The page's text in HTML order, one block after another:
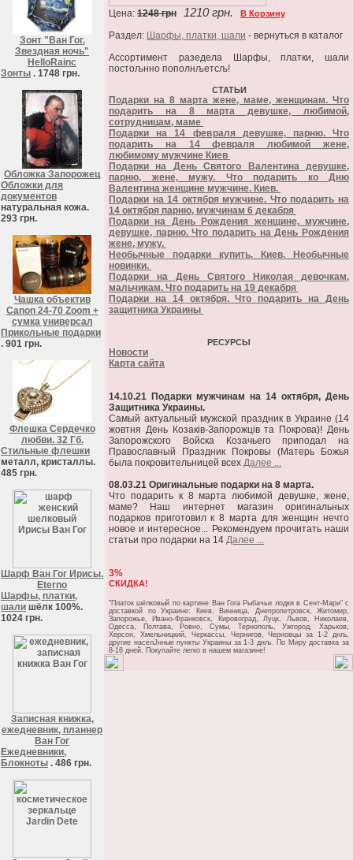
Зонт "Ван Гог.
Звездная ночь"
HelloRainc
Зонты . 1748 грн.
Обложка Запорожец
Обложки для
документов
натуральная кожа.
293 грн.
Чашка объектив
Canon 24-70 Zoom +
сумка универсал
Прикольные подарки
. 901 грн.
Флешка Сердечко
любви. 32 Гб.
Стильные флешки
металл, кристаллы.
485 грн.
Шарф Ван Гог Ирисы.
Eterno
Шарфы, платки,
шали шёлк 100%.
1024 грн.
Записная книжка,
ежедневник, планнер
Ван Гог
Ежедневники,
Блокноты . 486 грн.
Цена: 1248 грн 1210 грн. В Корзину
Раздел: Шарфы, платки, шали - вернуться в каталог
Ассортимент разедела Шарфы, платки, шали
постољнно пополнљетсљ!
СТАТЬИ
Подарки на 8 марта жене, маме, женщинам. Что
подарить на 8 марта девушке, любимой,
сотрудницам, маме
Подарки на 14 февраля девушке, парню. Что
подарить на 14 февраля любимой жене,
любимому мужчине Киев
Подарки на День Святого Валентина девушке,
парню, жене, мужу. Что подарить ко Дню
Валентина женщине мужчине. Киев.
Подарки на 14 октября мужчине. Что подарить на
14 октября парню, мужчинам 6 декабря
Подарки на День Рождения женщине, мужчине,
девушке, парню. Что подарить на День Рождения
жене, мужу.
Необычные подарки купить. Киев. Необычные
новинки.
Подарки на День Святого Николая девочкам,
мальчикам. Что подарить на 19 декабря
Подарки на 14 октября. Что подарить на День
защитника Украины
РЕСУРСЫ
Новости
Карта сайта
14.10.21 Подарки мужчинам на 14 октября, День
Защитника Украины.
Самый актуальный мужской праздник в Украине (14
жовтня День Козаків-Запорожців та Покрова)! День
Запорожского Войска Козачьего приподал на
Православный Праздник Покровы (Матерь Божья
была покровительницей всех Далее ...
08.03.21 Оригинальные подарки на 8 марта.
Что подарить к 8 марта любимой девушке, жене,
маме? Наш интернет магазин оригинальных
подарков приготовил к 8 марта для женщин нечто
новое и интересное... Рекомендуем прочитать наши
статьи про подарки на 14 Далее ...
3%
СКИДКА!
"Платок шёлковый по картине Ван Гога Рыбачьи лодки в Сент-Мари" c
доставкой по Украине: Киев, Винница, Днепропетровск, Житомир,
Запорожье, Ивано-Франковск, Кировоград, Луцк, Львов, Николаев,
Одесса, Полтава, Ровно, Сумы, Тернополь, Ужгород, Харьков,
Херсон, Хмельницкий, Черкассы, Чернигов, Черновцы за 1-2 днљ,
другие населЈнные пункты Украины за 1-3 днљ. По Миру доставка за
8-16 дней. Покупайте легко в нашем магазине!